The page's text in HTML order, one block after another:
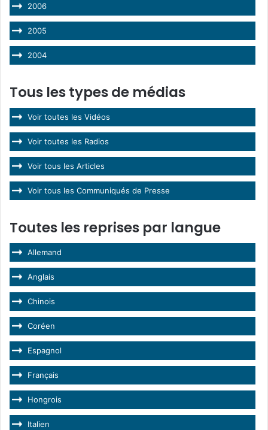
2006
2005
2004
Tous les types de médias
Voir toutes les Vidéos
Voir toutes les Radios
Voir tous les Articles
Voir tous les Communiqués de Presse
Toutes les reprises par langue
Allemand
Anglais
Chinois
Coréen
Espagnol
Français
Hongrois
Italien